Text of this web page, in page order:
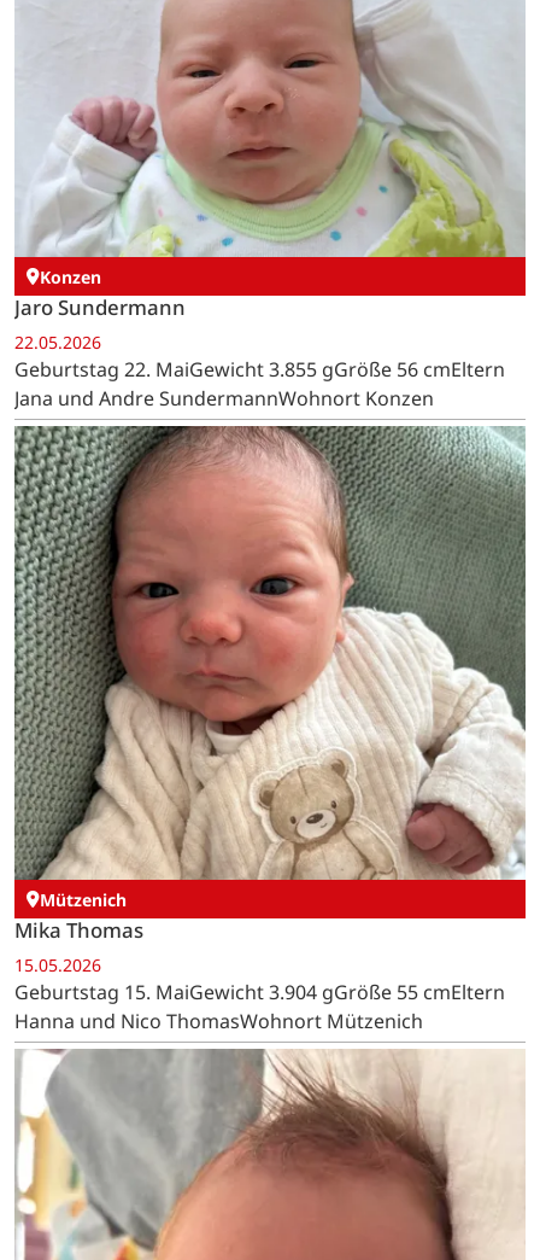
Konzen
Jaro Sundermann
22.05.2026
Geburtstag 22. MaiGewicht 3.855 gGröße 56 cmEltern
Jana und Andre SundermannWohnort Konzen
Mützenich
Mika Thomas
15.05.2026
Geburtstag 15. MaiGewicht 3.904 gGröße 55 cmEltern
Hanna und Nico ThomasWohnort Mützenich